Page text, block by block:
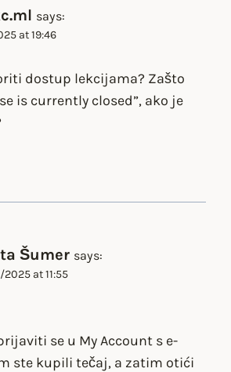
says:
at 19:46
dostup lekcijama? Zašto
is currently closed”, ako je
Šumer says:
2025 at 11:55
se u My Account s e-
ste kupili tečaj, a zatim otići